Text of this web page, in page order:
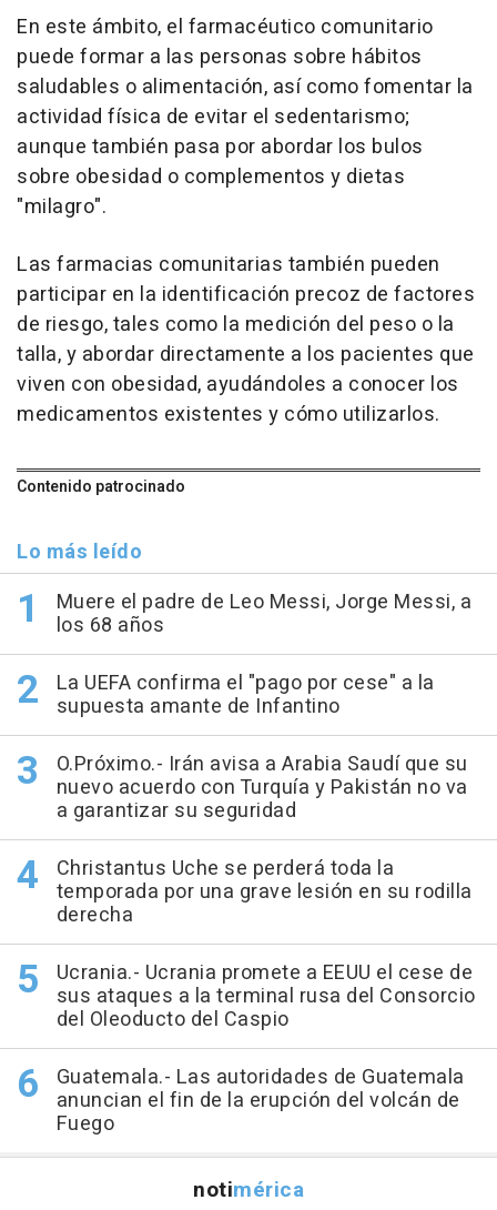
En este ámbito, el farmacéutico comunitario
puede formar a las personas sobre hábitos
saludables o alimentación, así como fomentar la
actividad física de evitar el sedentarismo;
aunque también pasa por abordar los bulos
sobre obesidad o complementos y dietas
"milagro".
Las farmacias comunitarias también pueden
participar en la identificación precoz de factores
de riesgo, tales como la medición del peso o la
talla, y abordar directamente a los pacientes que
viven con obesidad, ayudándoles a conocer los
medicamentos existentes y cómo utilizarlos.
Contenido patrocinado
Lo más leído
Muere el padre de Leo Messi, Jorge Messi, a
los 68 años
La UEFA confirma el "pago por cese" a la
supuesta amante de Infantino
O.Próximo.- Irán avisa a Arabia Saudí que su
nuevo acuerdo con Turquía y Pakistán no va
a garantizar su seguridad
Christantus Uche se perderá toda la
temporada por una grave lesión en su rodilla
derecha
Ucrania.- Ucrania promete a EEUU el cese de
sus ataques a la terminal rusa del Consorcio
del Oleoducto del Caspio
Guatemala.- Las autoridades de Guatemala
anuncian el fin de la erupción del volcán de
Fuego
notimérica